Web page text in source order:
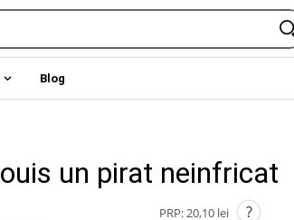
Blog
un pirat neinfricat
PRP:20,10 lei ?